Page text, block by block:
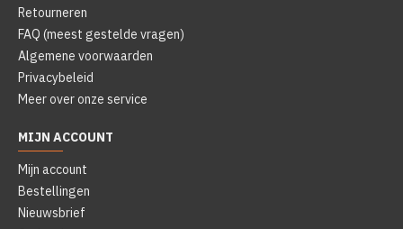
Retourneren
FAQ (meest gestelde vragen)
Algemene voorwaarden
Privacybeleid
Meer over onze service
MIJN ACCOUNT
Mijn account
Bestellingen
Nieuwsbrief